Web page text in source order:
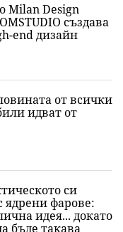
Milan Design
създава
end дизайн
от всички
идват от
си
ядрени фарове:
идея... докато
бъде такава